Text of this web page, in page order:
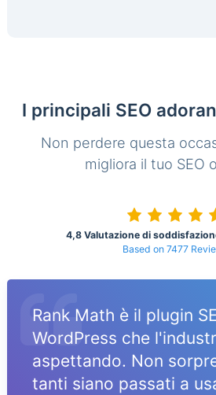
I principali SEO
Non perdere questa
migliora il tuo SEO
4,8 Valutazione di
Based on 7477
Rank Math è il plugin
WordPress che
aspettando. Non
tanti siano passati a